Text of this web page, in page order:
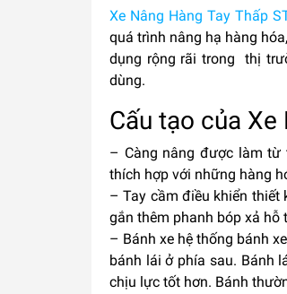
Xe Nâng Hàng Tay Thấp
quá trình nâng hạ hàng
dụng rộng rãi trong thị
dùng.
Cấu tạo của Xe
– Càng nâng được làm từ
thích hợp với những hàng
– Tay cầm điều khiển thiết
gắn thêm phanh bóp xả hỗ
– Bánh xe hệ thống bánh
bánh lái ở phía sau. Bánh
chịu lực tốt hơn. Bánh